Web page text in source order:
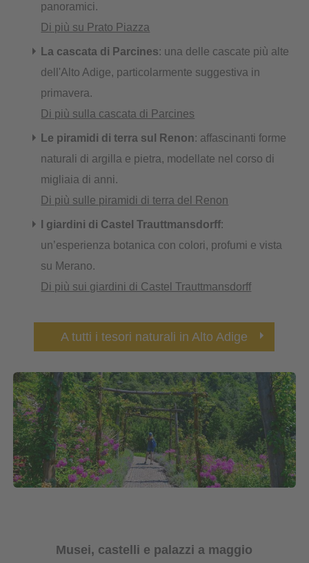
panoramici.
Di più su Prato Piazza
La cascata di Parcines: una delle cascate più alte
dell'Alto Adige, particolarmente suggestiva in
primavera.
Di più sulla cascata di Parcines
Le piramidi di terra sul Renon: affascinanti forme
naturali di argilla e pietra, modellate nel corso di
migliaia di anni.
Di più sulle piramidi di terra del Renon
I giardini di Castel Trauttmansdorff:
un’esperienza botanica con colori, profumi e vista
su Merano.
Di più sui giardini di Castel Trauttmansdorff
A tutti i tesori naturali in Alto Adige
Musei, castelli e palazzi a maggio